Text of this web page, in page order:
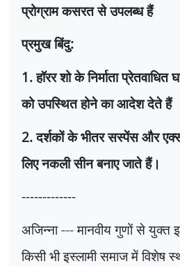
प्रोग्राम कसरत से उपलब्ध हैं
प्रमुख बिंदु:
1.हॉरर शो के निर्माता
को उपस्थित होने का आदेश देते हैं
2.दर्शकों के भीतर सस्पेंस और
लिए नकली सीन बनाए जाते हैं।
-------------
अजिन्ना --- मानवीय गुणों से युक्त
किसी भी इस्लामी समाज में